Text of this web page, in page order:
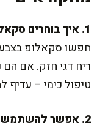
1. איך בוחרים סקאלופ טרי?
חפשו סקאלופ בצבע
ריח דגי חזק. אם הם
טיפול כימי – עדיף
2. אפשר להשתמש בסקאלופ קפוא?